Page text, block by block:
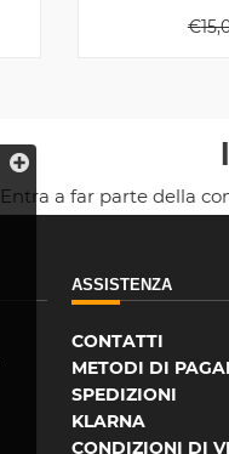
€
Entra a far parte della
ASSISTENZA
CONTATTI
METODI DI
SPEDIZIONI
KLARNA
CONDIZIONI DI